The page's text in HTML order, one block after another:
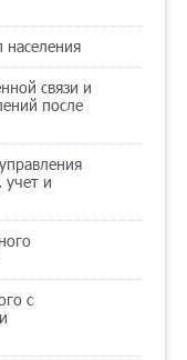
связи и
после
учет и
с